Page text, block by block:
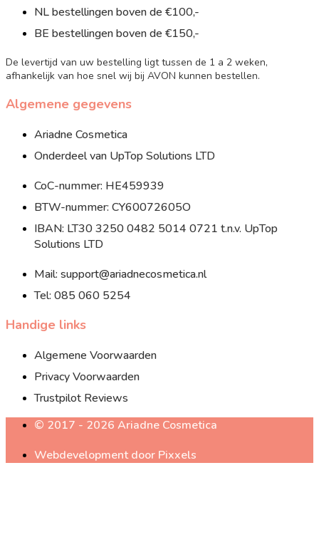
NL bestellingen boven de €100,-
BE bestellingen boven de €150,-
De levertijd van uw bestelling ligt tussen de 1 a 2 weken,
afhankelijk van hoe snel wij bij AVON kunnen bestellen.
Algemene gegevens
Ariadne Cosmetica
Onderdeel van UpTop Solutions LTD
CoC-nummer: HE459939
BTW-nummer: CY60072605O
IBAN: LT30 3250 0482 5014 0721 t.n.v. UpTop
Solutions LTD
Mail: support@ariadnecosmetica.nl
Tel: 085 060 5254
Handige links
Algemene Voorwaarden
Privacy Voorwaarden
Trustpilot Reviews
© 2017 - 2026 Ariadne Cosmetica
Webdevelopment door Pixxels